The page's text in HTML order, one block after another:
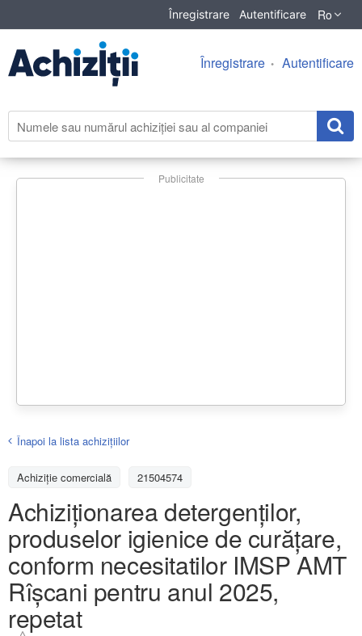
Înregistrare Autentificare Ro
Înregistrare Autentificare
Publicitate
Înapoi la lista achiziţiilor
Achizițiе comercială 21504574
Achiziţionarea detergenților,
produselor igienice de curățare,
conform necesitatilor IMSP AMT
Rîșcani pentru anul 2025,
repetat